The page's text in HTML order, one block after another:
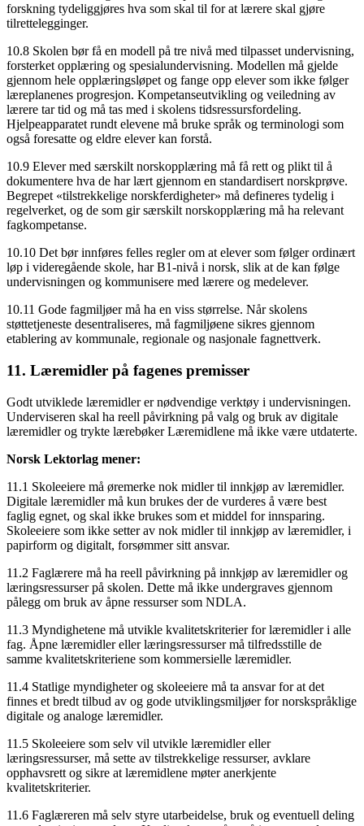
forskning tydeliggjøres hva som skal til for at lærere skal gjøre
tilrettelegginger.
10.8 Skolen bør få en modell på tre nivå med tilpasset undervisning,
forsterket opplæring og spesialundervisning. Modellen må gjelde
gjennom hele opplæringsløpet og fange opp elever som ikke følger
læreplanenes progresjon. Kompetanseutvikling og veiledning av
lærere tar tid og må tas med i skolens tidsressursfordeling.
Hjelpeapparatet rundt elevene må bruke språk og terminologi som
også foresatte og eldre elever kan forstå.
10.9 Elever med særskilt norskopplæring må få rett og plikt til å
dokumentere hva de har lært gjennom en standardisert norskprøve.
Begrepet «tilstrekkelige norskferdigheter» må defineres tydelig i
regelverket, og de som gir særskilt norskopplæring må ha relevant
fagkompetanse.
10.10 Det bør innføres felles regler om at elever som følger ordinært
løp i videregående skole, har B1-nivå i norsk, slik at de kan følge
undervisningen og kommunisere med lærere og medelever.
10.11 Gode fagmiljøer må ha en viss størrelse. Når skolens
støttetjeneste desentraliseres, må fagmiljøene sikres gjennom
etablering av kommunale, regionale og nasjonale fagnettverk.
11. Læremidler på fagenes premisser
Godt utviklede læremidler er nødvendige verktøy i undervisningen.
Underviseren skal ha reell påvirkning på valg og bruk av digitale
læremidler og trykte lærebøker Læremidlene må ikke være utdaterte.
Norsk Lektorlag mener:
11.1 Skoleeiere må øremerke nok midler til innkjøp av læremidler.
Digitale læremidler må kun brukes der de vurderes å være best
faglig egnet, og skal ikke brukes som et middel for innsparing.
Skoleeiere som ikke setter av nok midler til innkjøp av læremidler, i
papirform og digitalt, forsømmer sitt ansvar.
11.2 Faglærere må ha reell påvirkning på innkjøp av læremidler og
læringsressurser på skolen. Dette må ikke undergraves gjennom
pålegg om bruk av åpne ressurser som NDLA.
11.3 Myndighetene må utvikle kvalitetskriterier for læremidler i alle
fag. Åpne læremidler eller læringsressurser må tilfredsstille de
samme kvalitetskriteriene som kommersielle læremidler.
11.4 Statlige myndigheter og skoleeiere må ta ansvar for at det
finnes et bredt tilbud av og gode utviklingsmiljøer for norskspråklige
digitale og analoge læremidler.
11.5 Skoleeiere som selv vil utvikle læremidler eller
læringsressurser, må sette av tilstrekkelige ressurser, avklare
opphavsrett og sikre at læremidlene møter anerkjente
kvalitetskriterier.
11.6 Faglæreren må selv styre utarbeidelse, bruk og eventuell deling